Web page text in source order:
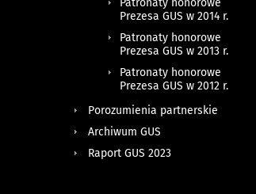
Patronaty honorowe
Prezesa GUS w 2014 r.
Patronaty honorowe
Prezesa GUS w 2013 r.
Patronaty honorowe
Prezesa GUS w 2012 r.
Porozumienia partnerskie
Archiwum GUS
Raport GUS 2023